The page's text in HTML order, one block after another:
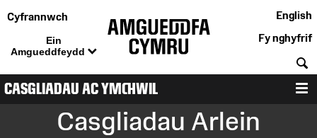
Cyfrannwch
Ein
Amgueddfeydd
English
Fy nghyfrif
CASGLIADAU AC YMCHWIL
Casgliadau Arlein